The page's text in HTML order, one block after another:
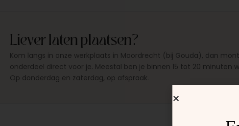
Liever laten plaatsen?
Kom langs in onze werkplaats in Moordrecht (bij Gouda), dan
onderdeel direct voor je. Meestal ben je binnen 15 tot 20 minuten
Op donderdag en zaterdag, op afspraak.